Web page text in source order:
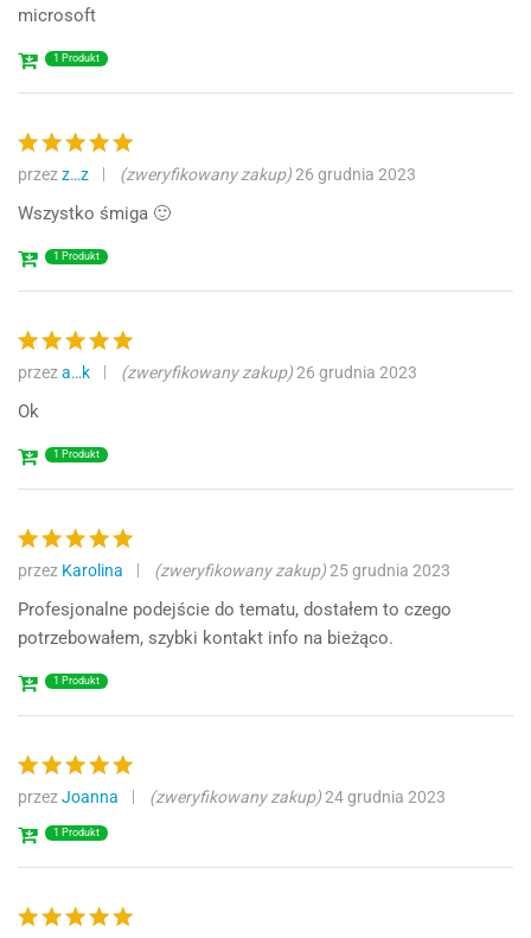
microsoft
1 Produkt
Oceniono
5na 5
przezz…z (zweryfikowany zakup)26 grudnia 2023
Wszystko śmiga 🙂
1 Produkt
Oceniono
5na 5
przeza…k (zweryfikowany zakup)26 grudnia 2023
Ok
1 Produkt
Oceniono
5na 5
przez Karolina (zweryfikowany zakup)25 grudnia 2023
Profesjonalne podejście do tematu, dostałem to czego
potrzebowałem, szybki kontakt info na bieżąco.
1 Produkt
Oceniono
5na 5
przezJoanna (zweryfikowany zakup)24 grudnia 2023
1 Produkt